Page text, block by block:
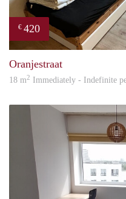
€ 420
Oranjestraat
18 m2 Immediately - Indefinite